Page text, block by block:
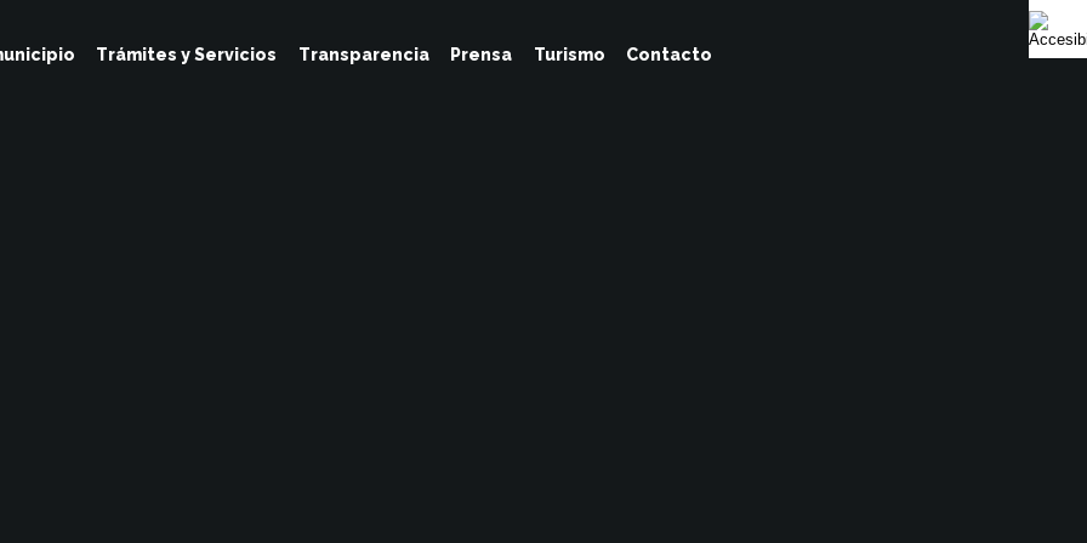
Trámites y Servicios Transparencia Prensa Turismo Contacto